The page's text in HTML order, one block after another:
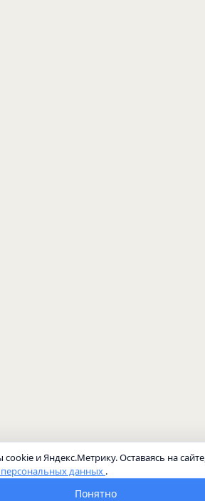
и Яндекс.Метрику. Оставаясь на
данных .
Понятно